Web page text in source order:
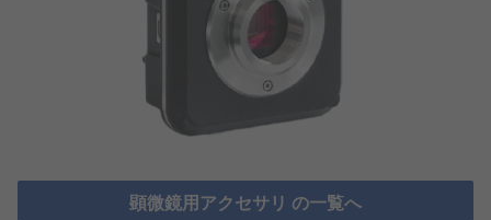
顕微鏡用アクセサリ の一覧へ